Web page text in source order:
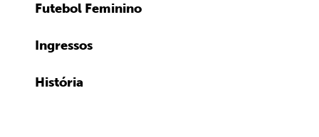
Futebol Feminino
Ingressos
História